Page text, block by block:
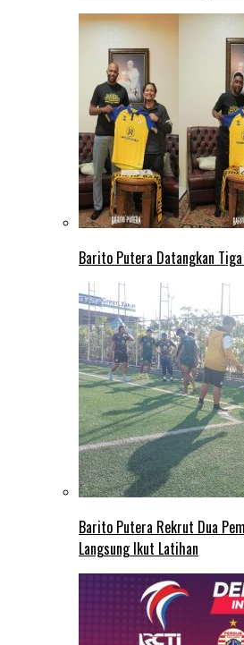
Barito Putera Datangkan
Barito Putera Rekrut Dua
Langsung Ikut Latihan